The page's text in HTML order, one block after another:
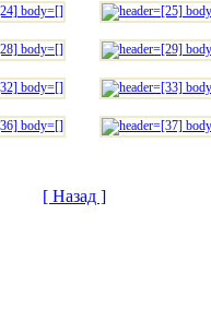
[ Назад ]